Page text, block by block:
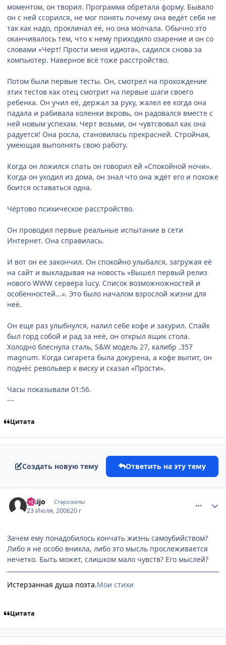
моментом, он творил. Программа обретала форму. Бывало
он с ней ссорился, не мог понять почему она ведёт себя не
так как надо, проклинал её, но она молчала. Обычно это
оканчивалось тем, что к нему приходило озарение и он со
словами «Черт! Прости меня идиота», садился снова за
компьютер. Наверное всё тоже расстройство.
Потом были первые тесты. Он, смотрел на прохождение
этих тестов как отец смотрит на первые шаги своего
ребенка. Он учил её, держал за руку, жалел ее когда она
падала и рабивала коленки вкровь, он радовался вместе с
ней новым успехам. Черт возьми, он чувтсвовал как она
радуется! Она росла, становилась прекрасней. Стройная,
умеющая выполнять свою работу.
Когда он ложился спать он говорил ей «Спокойной ночи».
Когда он уходил из дома, он знал что она ждёт его и похоже
боится оставаться одна.
Чёртово психическое расстройство.
Он проводил первые реальные испытание в сети
Интернет. Она справилась.
И вот он ее закончил. Он спокойно улыбался, загружая её
на сайт и выкладывая на новость «Вышел первый релиз
нового WWW сервера lucy. Список возможножностей и
особенностей...». Это было началом взрослой жизни для
неё.
Он еще раз улыбнулся, налил себе кофе и закурил. Спайк
был горд собой и рад за неё, он открыл ящик стола.
Холодно блеснула сталь, S&W модель 27, калибр .357
magnum. Когда сигарета была докурена, а кофе выпит, он
поднёс револьвер к виску и сказал «Прости».
Часы показывали 01:56.
---
Цитата
Создать новую тему Ответить на эту тему
Kisijo Старожилы
23 Июля, 200620 г
Зачем ему понадобилось кончать жизнь самоубийством?
Либо я не особо вникла, либо это мысль прослеживается
нечетко. Быть может, слишком мало чувств? Его мыслей?
Истерзанная душа поэта.Мои стихи
Цитата